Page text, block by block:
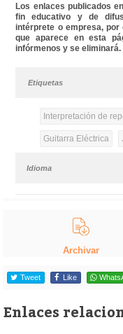
Los enlaces publicados
fin educativo y de
intérprete o empresa,
que aparece en esta
infórmenos y se eliminará.
Etiquetas
Interpretación de
Guitarra Eléctrica
Idioma
Archivar
Tweet Like
Enlaces